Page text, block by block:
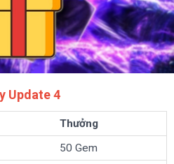
Update 4
Thưởng
50 Gem